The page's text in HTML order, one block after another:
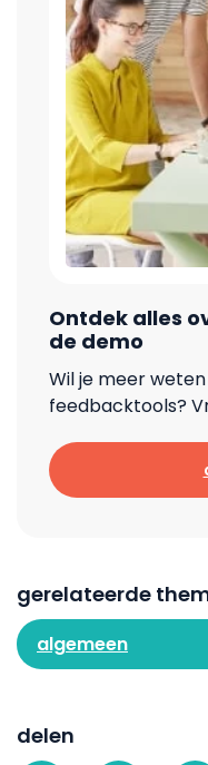
Ontdek alles
de demo
Wil je meer
feedbacktools?
gerelateerde
algemeen
delen